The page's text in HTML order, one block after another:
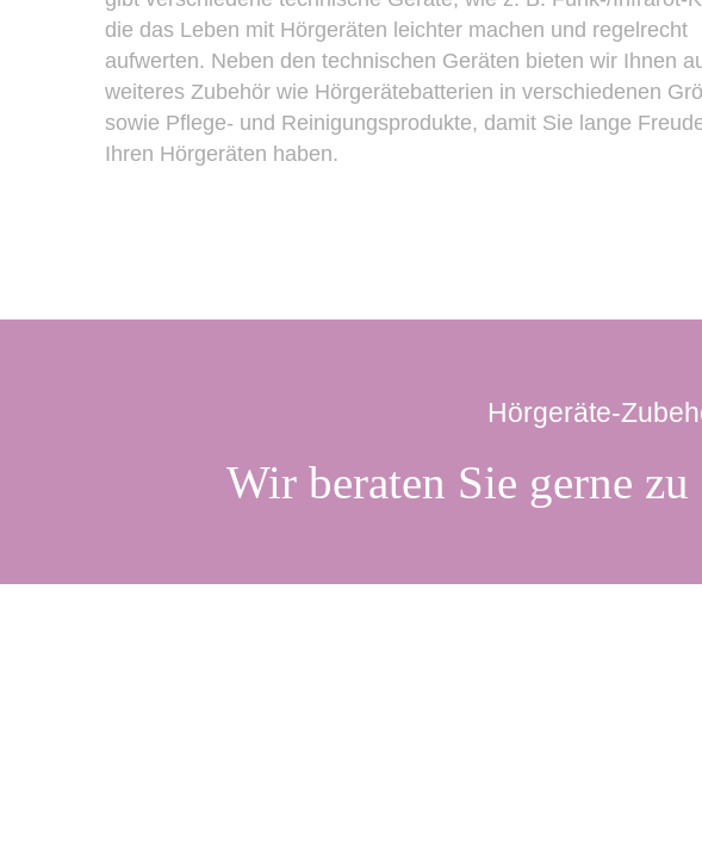
die das Leben mit Hörgeräten leichter machen und regelrecht
aufwerten. Neben den technischen Geräten bieten wir Ihnen
weiteres Zubehör wie Hörgerätebatterien in verschiedenen
sowie Pflege- und Reinigungsprodukte, damit Sie lange
Ihren Hörgeräten haben.
Hörgeräte-
Wir beraten Sie gerne